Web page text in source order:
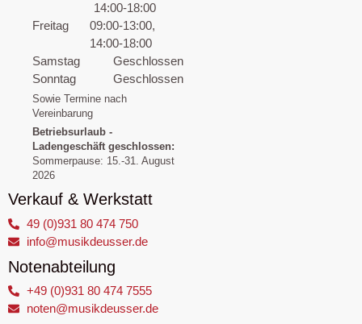
14:00-18:00
Freitag
09:00-13:00,
14:00-18:00
Samstag
Geschlossen
Sonntag
Geschlossen
Sowie Termine nach
Vereinbarung
Betriebsurlaub -
Ladengeschäft geschlossen:
Sommerpause: 15.-31. August
2026
Verkauf & Werkstatt
49 (0)931 80 474 750
info@musikdeusser.de
Notenabteilung
+49 (0)931 80 474 7555
noten@musikdeusser.de